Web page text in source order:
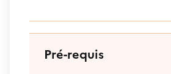
Pré-requis